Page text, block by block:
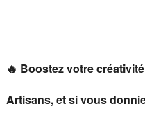
🔥 Boostez votre
Artisans, et si vous